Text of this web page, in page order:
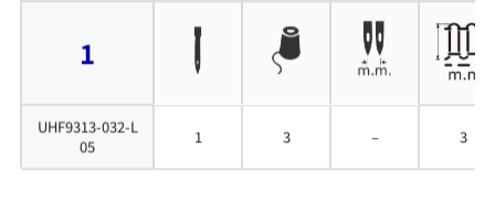
1
UHF9313-032-L
05
1 3 – 3